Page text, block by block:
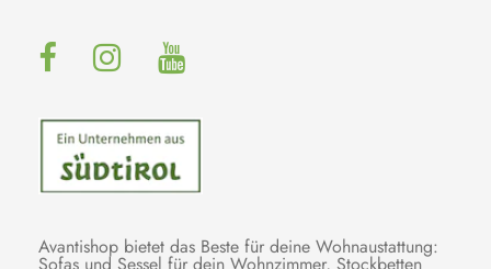
Avantishop bietet das Beste für deine Wohnaustattung:
Sofas und Sessel für dein Wohnzimmer, Stockbetten